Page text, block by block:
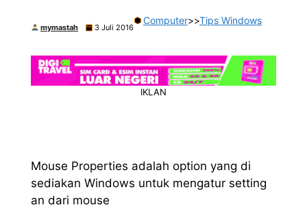
mymastah 3 Juli 2016
Computer>>Tips Windows
IKLAN
Mouse Properties adalah option yang di
sediakan Windows untuk mengatur setting
an dari mouse